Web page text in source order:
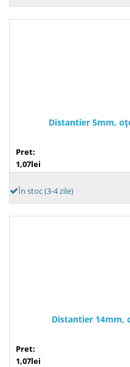
Distantier 5mm,
Pret:
1,07lei
În stoc (3-4 zile)
Distantier 14mm,
Pret:
1,07lei